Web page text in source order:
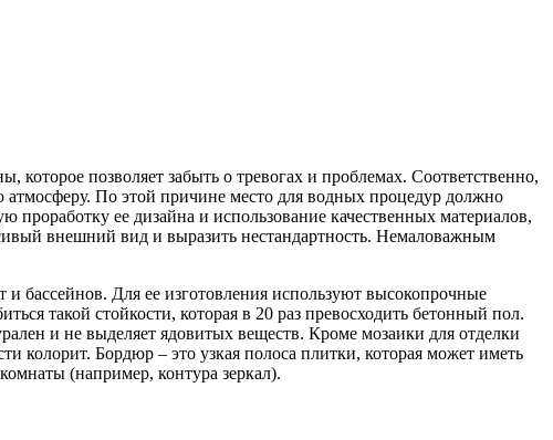
позволяет забыть о тревогах и проблемах. Соответственно,
атмосферу. По этой причине место для водных процедур должно
ее дизайна и использование качественных материалов,
внешний вид и выразить нестандартность. Немаловажным
бассейнов. Для ее изготовления используют высокопрочные
такой стойкости, которая в 20 раз превосходить бетонный пол.
и не выделяет ядовитых веществ. Кроме мозаики для отделки
Бордюр – это узкая полоса плитки, которая может иметь
(например, контура зеркал).